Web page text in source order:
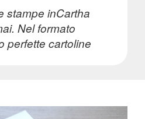
stampe inCartha
Nel formato
perfette cartoline